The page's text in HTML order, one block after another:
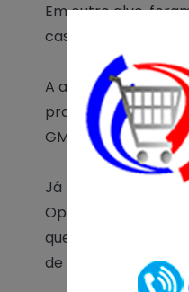
Em outro alvo,
casa de uma
A adolescente foi
praxe. Os
GM dois dias antes,
Já no período da
Operacional
que três pessoas
de drogas.